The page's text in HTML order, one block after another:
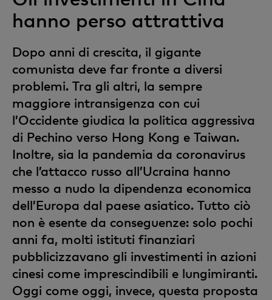
hanno perso attrattiva
Dopo anni di crescita, il gigante
comunista deve far fronte a diversi
problemi. Tra gli altri, la sempre
maggiore intransigenza con cui
l’Occidente giudica la politica aggressiva
di Pechino verso Hong Kong e Taiwan.
Inoltre, sia la pandemia da coronavirus
che l’attacco russo all’Ucraina hanno
messo a nudo la dipendenza economica
dell’Europa dal paese asiatico. Tutto ciò
non è esente da conseguenze: solo pochi
anni fa, molti istituti finanziari
pubblicizzavano gli investimenti in azioni
cinesi come imprescindibili e lungimiranti.
Oggi come oggi, invece, questa proposta